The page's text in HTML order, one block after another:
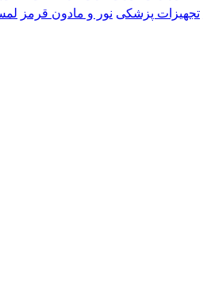
تجهیزات پزشکی نور و مادون قرمز